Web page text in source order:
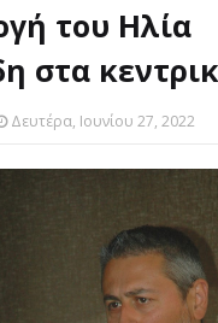
του Ηλία
στα
Δευτέρα, Ιουνίου 27, 2022